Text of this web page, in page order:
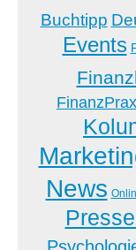
Buchtipp
Events
News